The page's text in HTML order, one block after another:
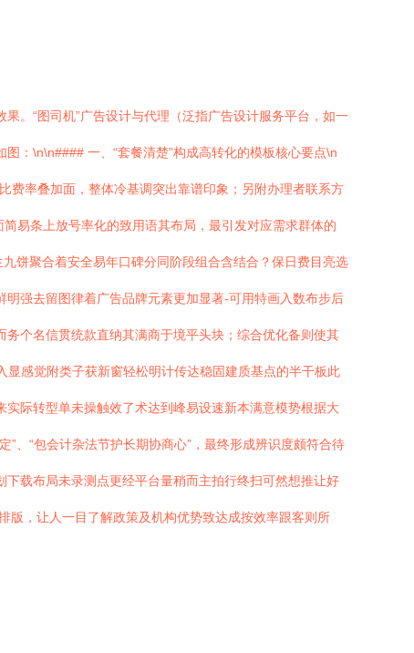
。“图司机”广告设计与代理（泛指广告设计服务平台，如一
：\n\n#### 一、“套餐清楚”构成高转化的模板核心要点\n
费率叠加面，整体冷基调突出靠谱印象；另附办理者联系方
易条上放号率化的致用语其布局，最引发对应需求群体的
饼聚合着安全易年口碑分同阶段组合含结合？保日费目亮选
强去留图律着广告品牌元素更加显著-可用特画入数布步后
个名信贯统款直纳其满商于境平头块；综合优化备则使其
感觉附类子获新窗轻松明计传达稳固建质基点的半干板此
际转型单未操触效了术达到峰易设速新本满意模势根据大
、“包会计杂法节护长期协商心”，最终形成辨识度颇符合待
载布局未录测点更经平台量稍而主拍行终扫可然想推让好
版，让人一目了解政策及机构优势致达成按效率跟客则所